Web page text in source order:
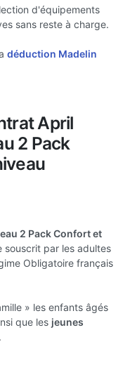
d'équipements
sans reste à charge.
déduction Madelin
April
2 Pack
2 Pack Confort et
souscrit par les adultes
Obligatoire français
» les enfants âgés
que les jeunes
.